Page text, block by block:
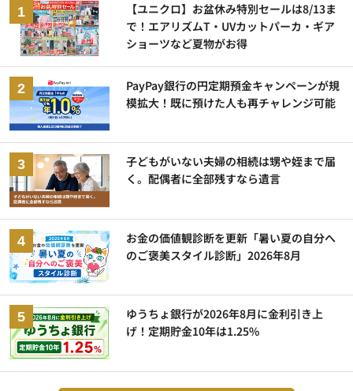
【ユニクロ】お盆休み特別セールは8/13ま
で！エアリズムT・UVカットパーカ・ギア
ショーツなど夏物がお得
PayPay銀行の円定期預金キャンペーンが規
模拡大！既に預けた人も再チャレンジ可能
子どもがいない夫婦の相続は甥や姪まで届
く。配偶者に全部残すなら遺言
お金の価値観診断を更新「暑い夏の自分へ
のご褒美スタイル診断」2026年8月
ゆうちょ銀行が2026年8月に金利引き上
げ！定期貯金10年は1.25%